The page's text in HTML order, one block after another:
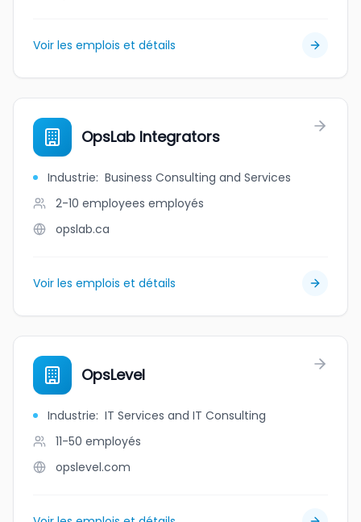
Voir les emplois et détails
OpsLab Integrators
Industrie: Business Consulting and Services
2-10 employees employés
opslab.ca
Voir les emplois et détails
OpsLevel
Industrie: IT Services and IT Consulting
11-50 employés
opslevel.com